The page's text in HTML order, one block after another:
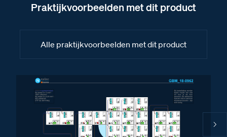
Fabrieksschema BT-Module audio
Fabrieksschema BT-Module 8 drukkers
Fabrieksschema modules monteren Serie 130 t/m
Serie 140
Fabrieksschema Serie 131
Praktijkvoorbeelden met dit product
Alle praktijkvoorbeelden met dit product